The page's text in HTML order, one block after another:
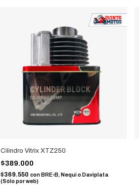
Cilindro Vitrix XTZ250
$389.000
$369.550 conBRE-B, Nequi o Daviplata
(Sólo por web)